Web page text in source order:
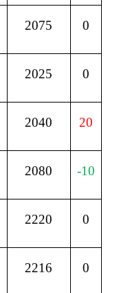
2075 0
2025 0
2040 20
2080 -10
2220 0
2216 0